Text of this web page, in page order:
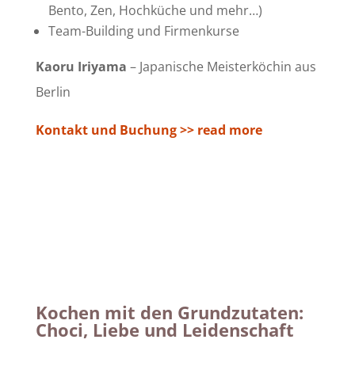
Bento, Zen, Hochküche und mehr…)
Team-Building und Firmenkurse
Kaoru Iriyama – Japanische Meisterköchin aus
Berlin
Kontakt und Buchung >> read more
Kochen mit den Grundzutaten:
Choci, Liebe und Leidenschaft